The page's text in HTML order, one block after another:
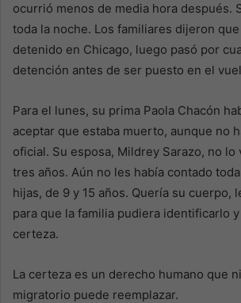
ocurrió menos de media hora después.
toda la noche. Los familiares dijeron
detenido en Chicago, luego pasó por
detención antes de ser puesto en el
Para el lunes, su prima Paola Chacón
aceptar que estaba muerto, aunque no
oficial. Su esposa, Mildrey Sarazo, no lo
tres años. Aún no les había contado
hijas, de 9 y 15 años. Quería su cuerpo,
para que la familia pudiera identificarlo
certeza.
La certeza es un derecho humano que
migratorio puede reemplazar.